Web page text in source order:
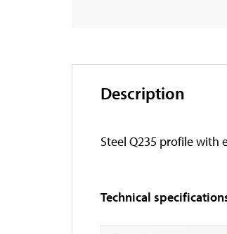
Description
Steel Q235 profile with
Technical